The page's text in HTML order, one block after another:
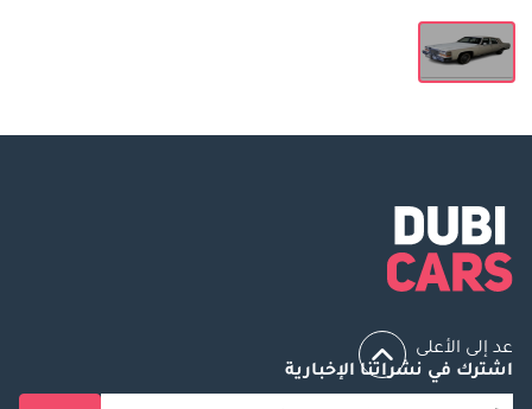
عد إلى الأعلى
اشترك في نشراتنا الإخبارية